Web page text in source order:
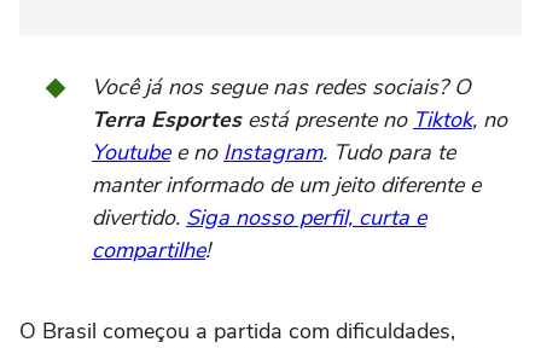
Você já nos segue nas redes sociais? O
Terra Esportesestá presente no Tiktok, no
Youtubee no Instagram. Tudo para te
manter informado de um jeito diferente e
divertido. Siga nosso perfil, curta e
compartilhe!
O Brasil começou a partida com dificuldades,